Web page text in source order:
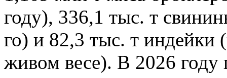
году), 336,1 тыс. т
го) и 82,3 тыс. т индейки
живом весе). В 2026 году